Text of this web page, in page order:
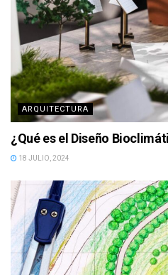
ARQUITECTURA
¿Qué es el Diseño
18 JULIO, 2024